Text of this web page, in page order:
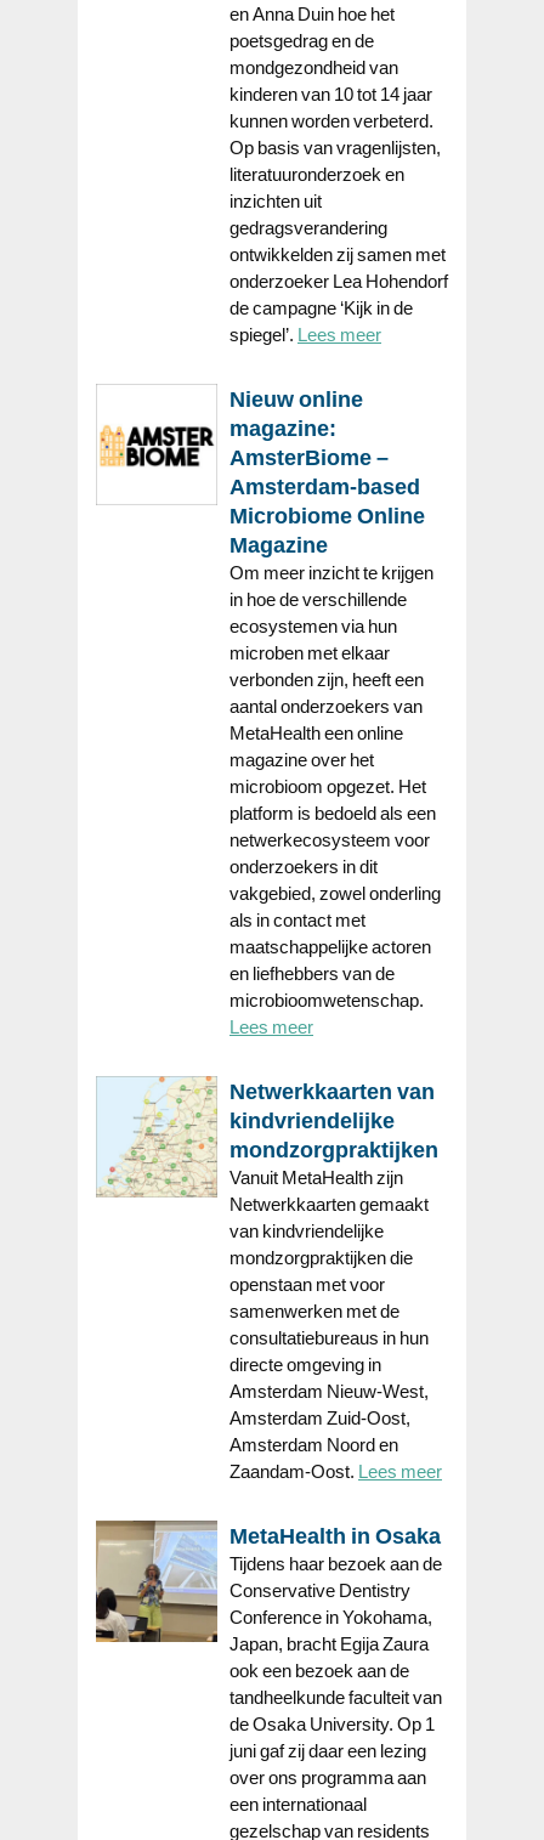
en Anna Duin hoe het
poetsgedrag en de
mondgezondheid van
kinderen van 10 tot 14 jaar
kunnen worden verbeterd.
Op basis van vragenlijsten,
literatuuronderzoek en
inzichten uit
gedragsverandering
ontwikkelden zij samen met
onderzoeker Lea Hohendorf
de campagne ‘Kijk in de
spiegel’. Lees meer
Nieuw online
magazine:
AmsterBiome –
Amsterdam-based
Microbiome Online
Magazine
Om meer inzicht te krijgen
in hoe de verschillende
ecosystemen via hun
microben met elkaar
verbonden zijn, heeft een
aantal onderzoekers van
MetaHealth een online
magazine over het
microbioom opgezet. Het
platform is bedoeld als een
netwerkecosysteem voor
onderzoekers in dit
vakgebied, zowel onderling
als in contact met
maatschappelijke actoren
en liefhebbers van de
microbioomwetenschap.
Lees meer
Netwerkkaarten van
kindvriendelijke
mondzorgpraktijken
Vanuit MetaHealth zijn
Netwerkkaarten gemaakt
van kindvriendelijke
mondzorgpraktijken die
openstaan met voor
samenwerken met de
consultatiebureaus in hun
directe omgeving in
Amsterdam Nieuw-West,
Amsterdam Zuid-Oost,
Amsterdam Noord en
Zaandam-Oost. Lees meer
MetaHealth in Osaka
Tijdens haar bezoek aan de
Conservative Dentistry
Conference in Yokohama,
Japan, bracht Egija Zaura
ook een bezoek aan de
tandheelkunde faculteit van
de Osaka University. Op 1
juni gaf zij daar een lezing
over ons programma aan
een internationaal
gezelschap van residents